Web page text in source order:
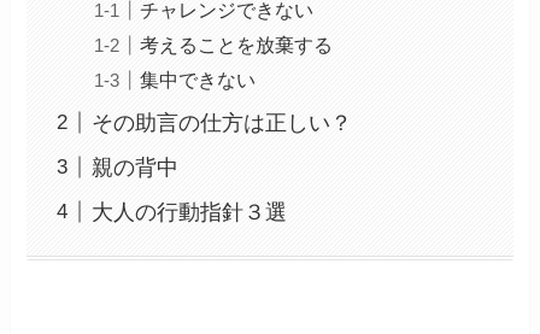
チャレンジできない
考えることを放棄する
集中できない
その助言の仕方は正しい？
親の背中
大人の行動指針３選